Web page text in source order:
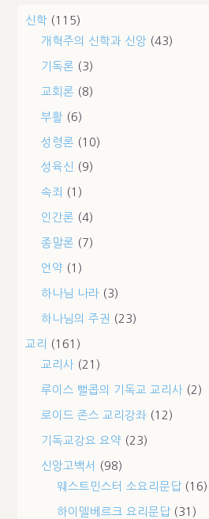
신학 (115)
개혁주의 신학과 신앙 (43)
기독론 (3)
교회론 (8)
부활 (6)
성령론 (10)
성육신 (9)
속죄 (1)
인간론 (4)
종말론 (7)
언약 (1)
하나님 나라 (3)
하나님의 주권 (23)
교리
(161)
교리사 (21)
루이스 뻘콥의 기독교 교리사 (2)
로이드 존스 교리강좌 (12)
기독교강요 요약 (23)
신앙고백서
(98)
웨스트민스터 소요리문답(16)
하이델베르크 요리문답(31)